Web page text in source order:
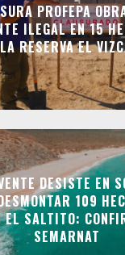
PROFEPA
ILEGAL EN 15
RESERVA EL
DESISTE EN
109
EL SALTITO:
SEMARNAT